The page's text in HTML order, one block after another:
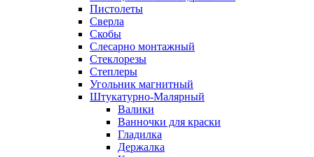
Пистолеты
Сверла
Скобы
Слесарно монтажный
Стеклорезы
Степлеры
Угольник магнитный
Штукатурно-Малярный
Валики
Ванночки для краски
Гладилка
Держалка